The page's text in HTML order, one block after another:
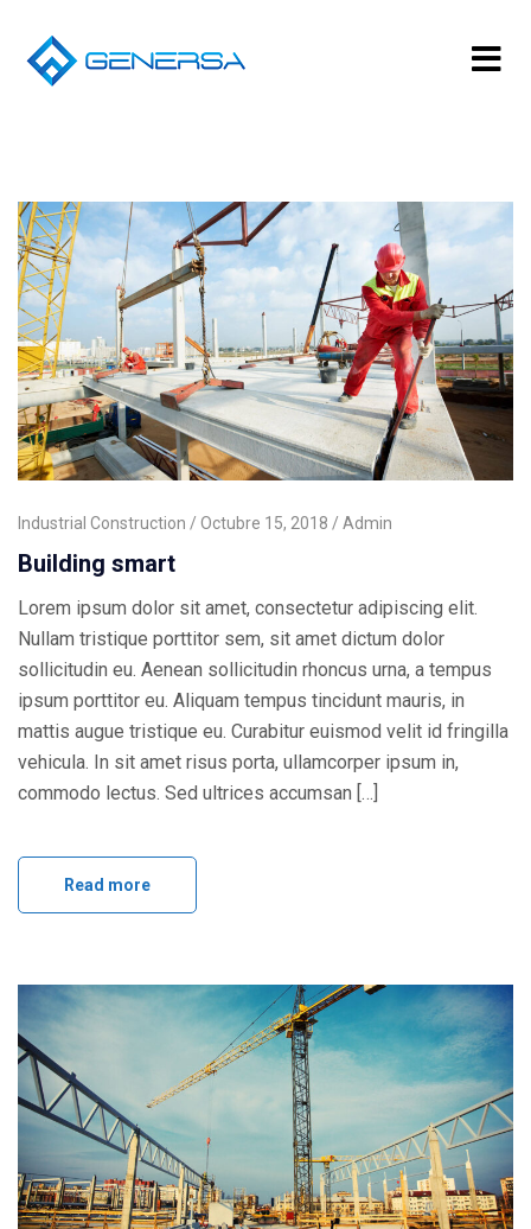
Industrial Construction Octubre 15, 2018 Admin
Building smart
Lorem ipsum dolor sit amet, consectetur adipiscing elit.
Nullam tristique porttitor sem, sit amet dictum dolor
sollicitudin eu. Aenean sollicitudin rhoncus urna, a tempus
ipsum porttitor eu. Aliquam tempus tincidunt mauris, in
mattis augue tristique eu. Curabitur euismod velit id fringilla
vehicula. In sit amet risus porta, ullamcorper ipsum in,
commodo lectus. Sed ultrices accumsan […]
Read more